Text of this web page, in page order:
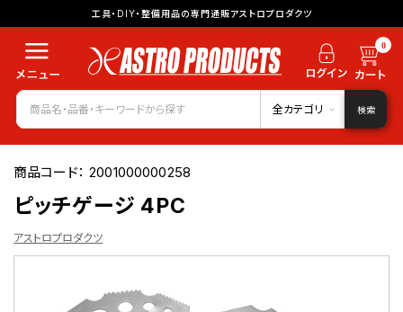
工具・DIY・整備用品の専門通販アストロプロダクツ
0
全カテゴリ 検索
商品コード：2001000000258
ピッチゲージ 4PC
アストロプロダクツ